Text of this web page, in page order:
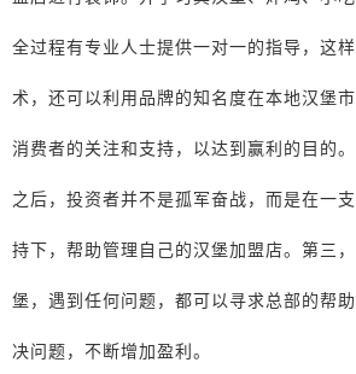
全过程有专业人士提供一对一的指导，这
术，还可以利用品牌的知名度在本地汉堡
消费者的关注和支持，以达到赢利的目的
之后，投资者并不是孤军奋战，而是在一
持下，帮助管理自己的汉堡加盟店。第三
堡，遇到任何问题，都可以寻求总部的帮
决问题，不断增加盈利。